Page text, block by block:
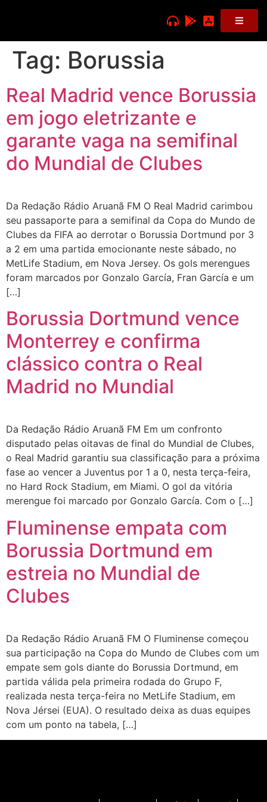
Tag: Borussia
Real Madrid vence Borussia
em jogo eletrizante e
garante vaga na semifinal
do Mundial de Clubes
Da Redação Rádio Aruanã FM O Real Madrid carimbou
seu passaporte para a semifinal da Copa do Mundo de
Clubes da FIFA ao derrotar o Borussia Dortmund por 3
a 2 em uma partida emocionante neste sábado, no
MetLife Stadium, em Nova Jersey. Os gols merengues
foram marcados por Gonzalo García, Fran García e um
[…]
Borussia Dortmund vence
Monterrey e confirma
clássico contra o Real
Madrid no Mundial
Da Redação Rádio Aruanã FM Em um confronto
disputado pelas oitavas de final do Mundial de Clubes,
o Real Madrid garantiu sua classificação para a próxima
fase ao vencer a Juventus por 1 a 0, nesta terça-feira,
no Hard Rock Stadium, em Miami. O gol da vitória
merengue foi marcado por Gonzalo García. Com o […]
Fluminense empata com
Borussia Dortmund em
estreia no Mundial de
Clubes
Da Redação Rádio Aruanã FM O Fluminense começou
sua participação na Copa do Mundo de Clubes com um
empate sem gols diante do Borussia Dortmund, em
partida válida pela primeira rodada do Grupo F,
realizada nesta terça-feira no MetLife Stadium, em
Nova Jérsei (EUA). O resultado deixa as duas equipes
com um ponto na tabela, […]